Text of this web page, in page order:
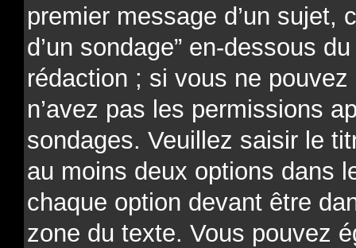
premier message d’un sujet,
d’un sondage” en-dessous
rédaction ; si vous ne
n’avez pas les permissions
sondages. Veuillez saisir le
au moins deux options dans
chaque option devant être
zone du texte. Vous pouvez